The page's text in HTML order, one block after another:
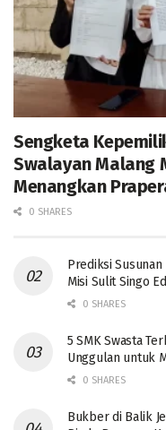
Sengketa
Swalayan Malang
Menangkan
0 SHARES
Prediksi Susunan
Misi Sulit Singo
0 SHARES
5 SMK Swasta
Unggulan untuk
0 SHARES
Bukber di Balik